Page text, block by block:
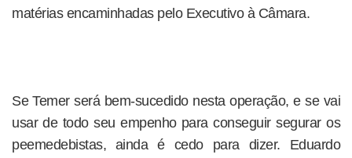
matérias encaminhadas pelo Executivo à Câmara.
Se Temer será bem-sucedido nesta operação, e se vai
usar de todo seu empenho para conseguir segurar os
peemedebistas, ainda é cedo para dizer. Eduardo